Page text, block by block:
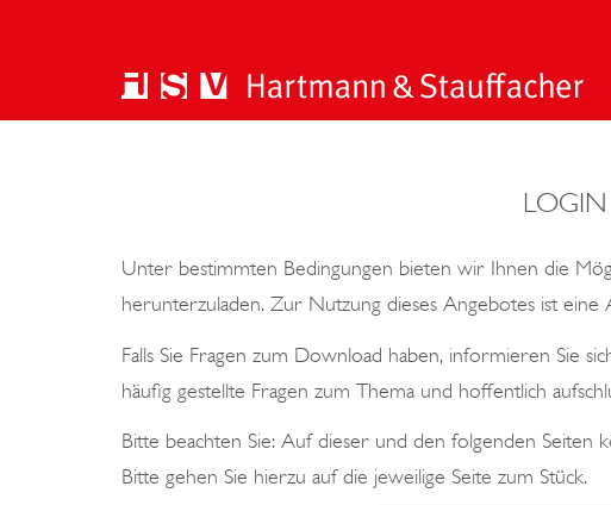
LOGIN
Unter bestimmten Bedingungen bieten wir Ihnen die
herunterzuladen. Zur Nutzung dieses Angebotes ist
Falls Sie Fragen zum Download haben, informieren Sie
häufig gestellte Fragen zum Thema und hoffentlich
Bitte beachten Sie: Auf dieser und den folgenden Seiten
Bitte gehen Sie hierzu auf die jeweilige Seite zum Stück.